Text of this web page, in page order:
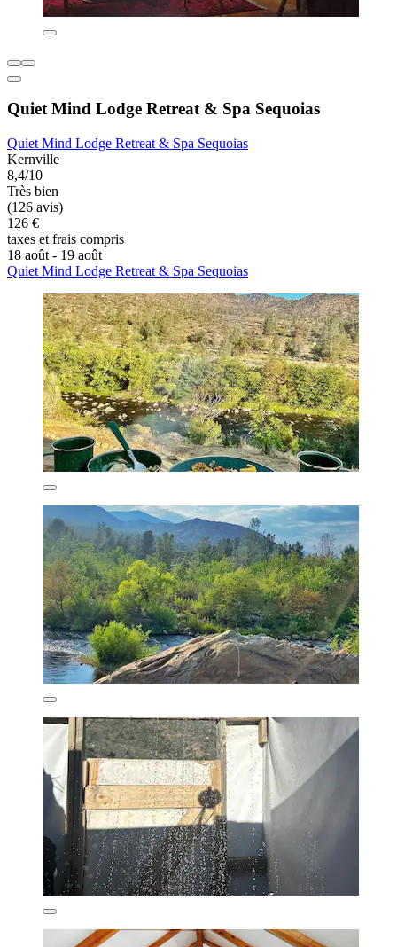
Quiet Mind Lodge Retreat & Spa Sequoias
Quiet Mind Lodge Retreat & Spa Sequoias
Kernville
8,4/10
Très bien
(126 avis)
126 €
taxes et frais compris
18 août - 19 août
Quiet Mind Lodge Retreat & Spa Sequoias